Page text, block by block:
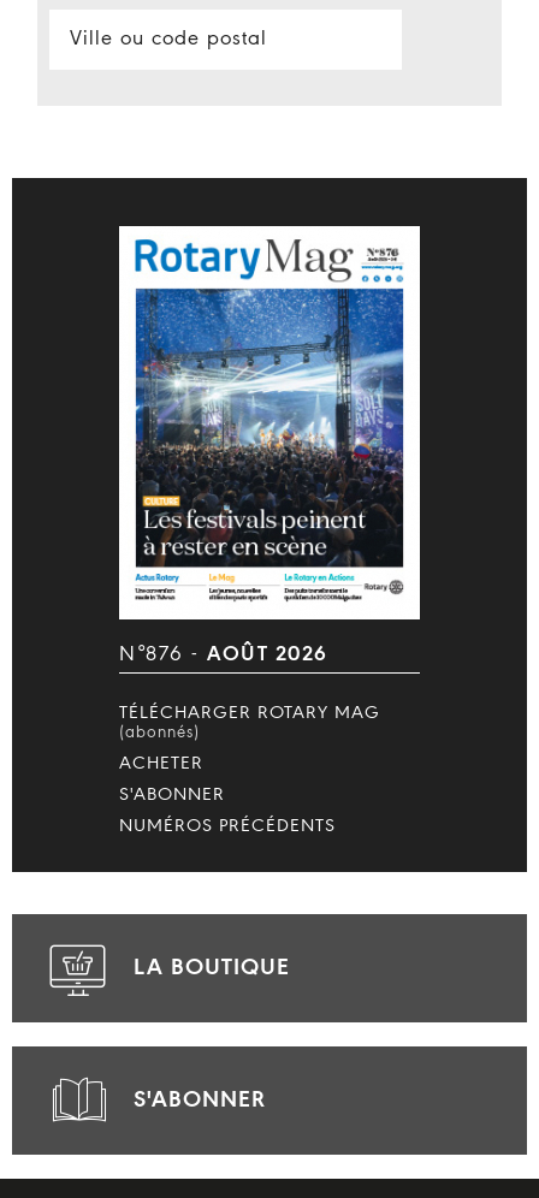
N°876 - AOÛT 2026
TÉLÉCHARGER ROTARY MAG
(abonnés)
ACHETER
S'ABONNER
NUMÉROS PRÉCÉDENTS
LA BOUTIQUE
S'ABONNER